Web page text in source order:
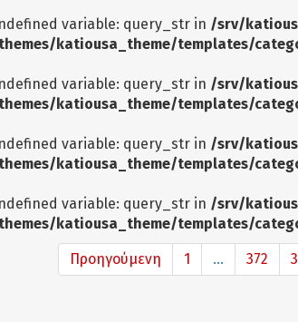
variable: query_str in /srv/
katiousa_theme/templates/
variable: query_str in /srv/
katiousa_theme/templates/
variable: query_str in /srv/
katiousa_theme/templates/
variable: query_str in /srv/
katiousa_theme/templates/
Προηγούμενη 1 ... 372